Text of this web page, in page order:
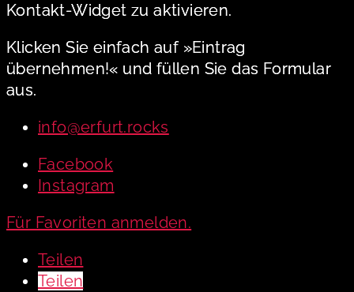
Kontakt-Widget zu aktivieren.
Klicken Sie einfach auf »Eintrag
übernehmen!« und füllen Sie das Formular
aus.
info@erfurt.rocks
Facebook
Instagram
Für Favoriten anmelden.
Teilen
Teilen